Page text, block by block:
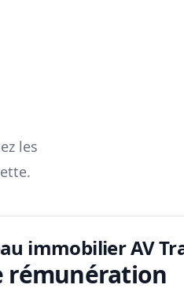
les
immobilier AV
rémunération